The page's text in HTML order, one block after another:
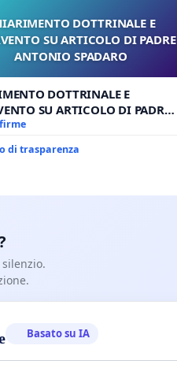
DOTTRINALE E
SU ARTICOLO DI PADRE
ANTONIO SPADARO
DOTTRINALE E
SU ARTICOLO DI PADRE
SPADARO
di trasparenza
Basato su IA